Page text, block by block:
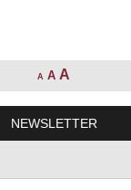
A A A
NEWSLETTER